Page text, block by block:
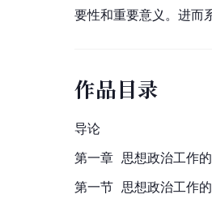
要性和重要意义。进而
作品目录
导论
第一章  思想政治工作
第一节  思想政治工作